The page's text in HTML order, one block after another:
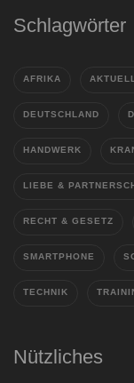
Schlagwörter
AFRIKA
DEUTSCHLAND
HANDWERK
LIEBE &
RECHT & GESETZ
SMARTPHONE
TECHNIK
Nützliches